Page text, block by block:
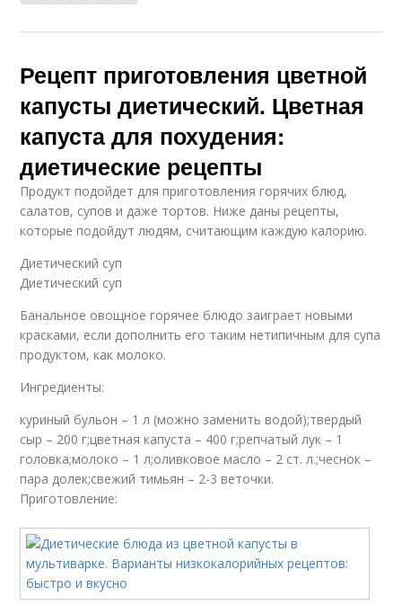
Рецепт приготовления цветной
капусты диетический. Цветная
капуста для похудения:
диетические рецепты
Продукт подойдет для приготовления горячих блюд,
салатов, супов и даже тортов. Ниже даны рецепты,
которые подойдут людям, считающим каждую калорию.
Диетический суп
Диетический суп
Банальное овощное горячее блюдо заиграет новыми
красками, если дополнить его таким нетипичным для супа
продуктом, как молоко.
Ингредиенты:
куриный бульон – 1 л (можно заменить водой);твердый
сыр – 200 г;цветная капуста – 400 г;репчатый лук – 1
головка;молоко – 1 л;оливковое масло – 2 ст. л.;чеснок –
пара долек;свежий тимьян – 2-3 веточки.
Приготовление: